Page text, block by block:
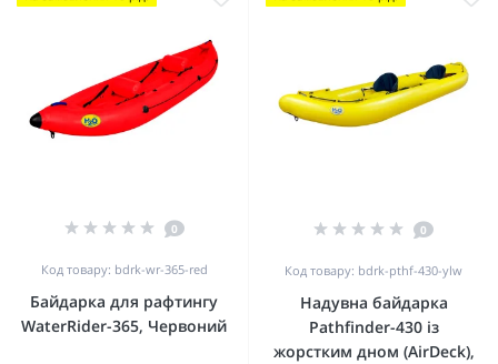
0
Код товару: bdrk-wr-365-red
Байдарка для рафтингу
WaterRider-365, Червоний
0
Код товару: bdrk-pthf-430-ylw
Надувна байдарка
Pathfinder-430 із
жорстким дном (AirDeck),